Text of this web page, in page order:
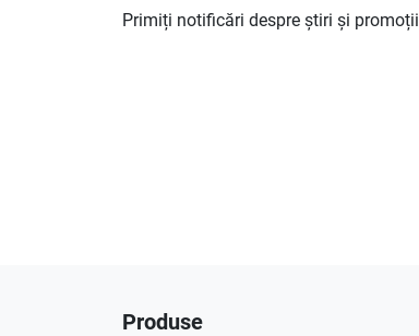
Primiți notificări despre știri și promoții
Produse